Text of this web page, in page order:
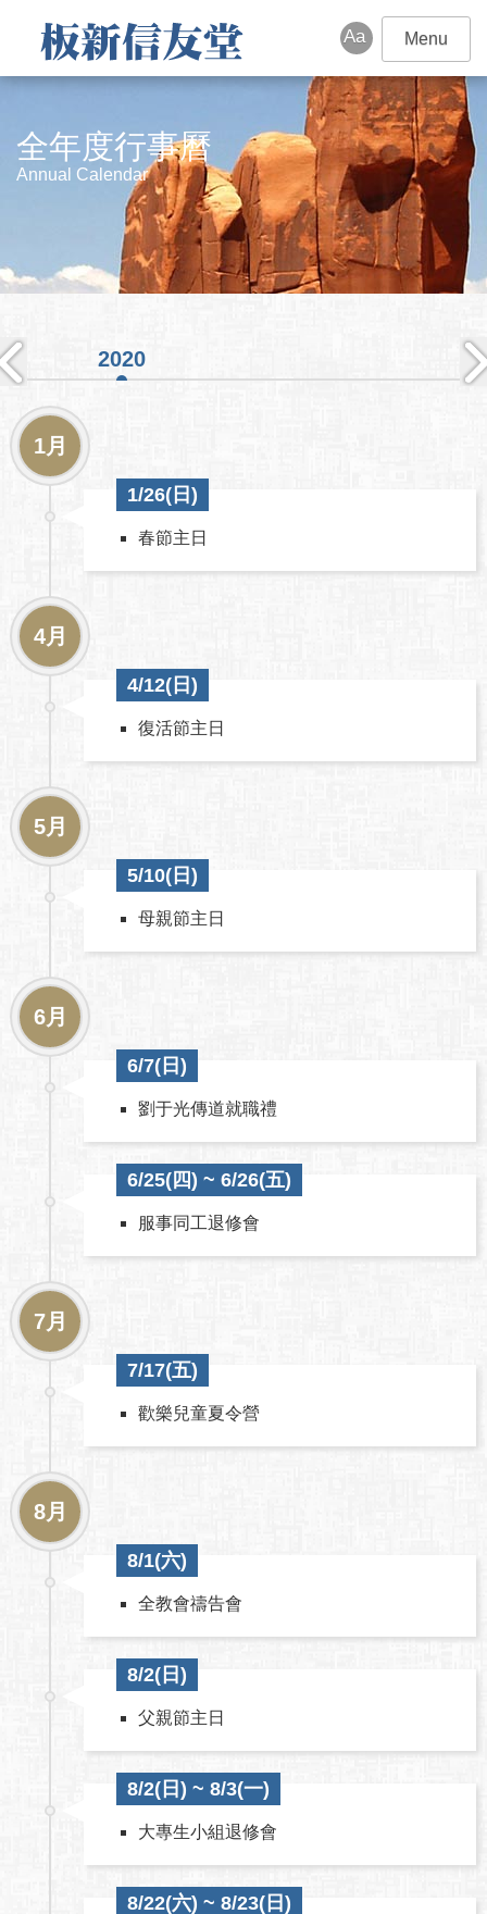
Menu
全年度行事曆
Annual Calendar
2020
1月
1/26(日)
春節主日
4月
4/12(日)
復活節主日
5月
5/10(日)
母親節主日
6月
6/7(日)
劉于光傳道就職禮
6/25(四) ~ 6/26(五)
服事同工退修會
7月
7/17(五)
歡樂兒童夏令營
8月
8/1(六)
全教會禱告會
8/2(日)
父親節主日
8/2(日) ~ 8/3(一)
大專生小組退修會
8/22(六) ~ 8/23(日)